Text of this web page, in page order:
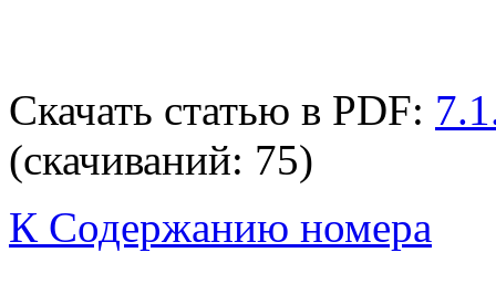
Скачать статью в PDF:
(cкачиваний: 75)
К Содержанию номера